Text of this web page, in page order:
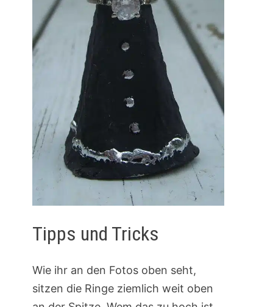
Tipps und Tricks
Wie ihr an den Fotos oben seht,
sitzen die Ringe ziemlich weit oben